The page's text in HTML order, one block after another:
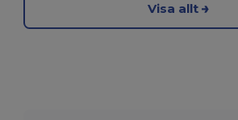
Visa allt